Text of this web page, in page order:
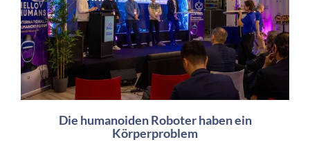
Die humanoiden Roboter haben ein
Körperproblem